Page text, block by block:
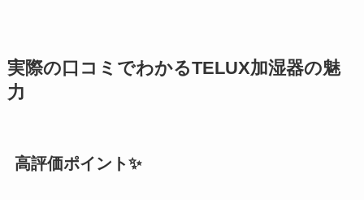
実際の口コミでわかるTELUX加湿器の魅
力
高評価ポイント✨